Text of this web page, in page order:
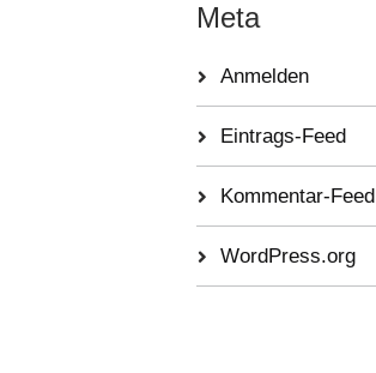
Meta
Anmelden
Eintrags-Feed
Kommentar-Feed
WordPress.org